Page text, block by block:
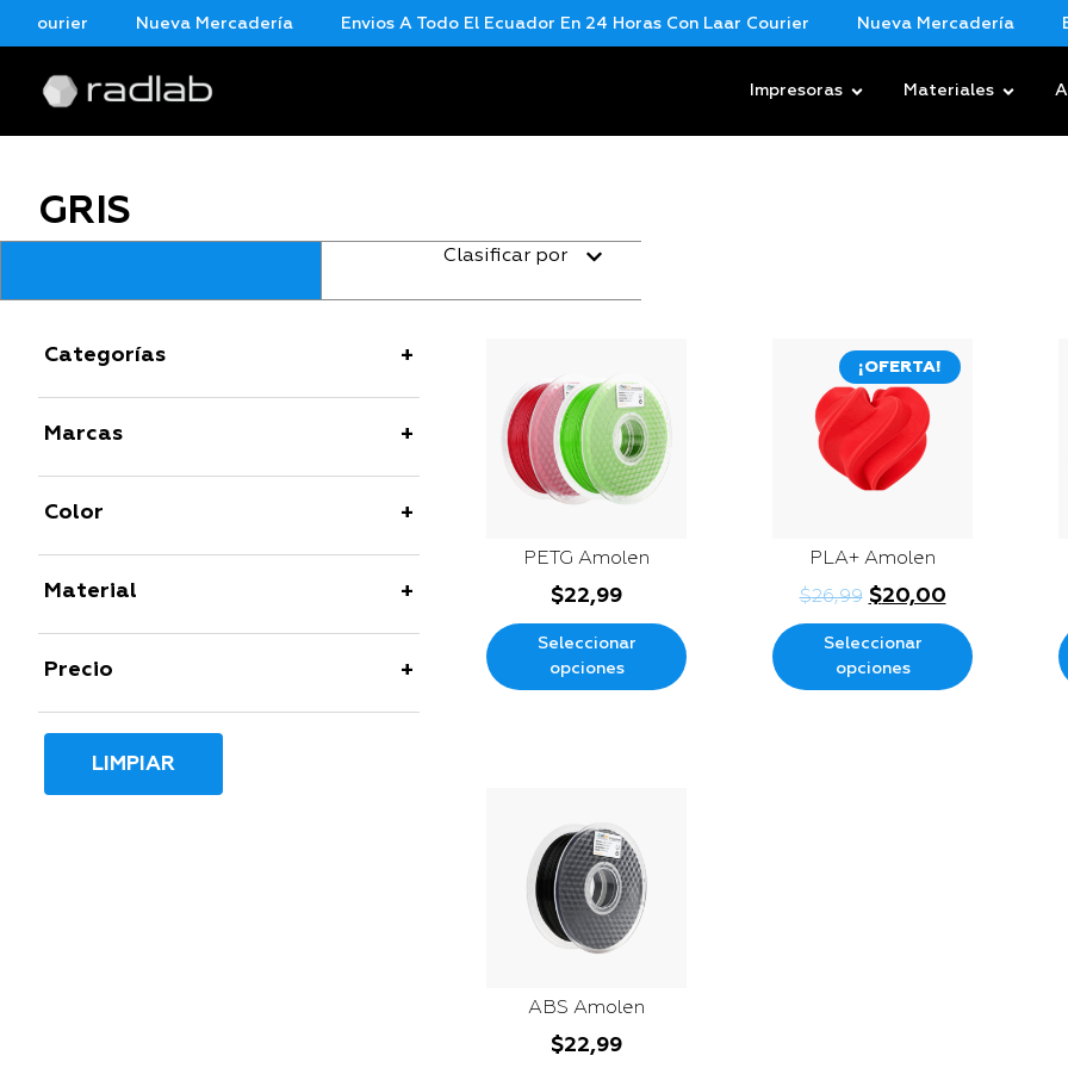
Nueva Mercadería Envios A Todo El Ecuador En 24 Horas Con Laar Courier Nueva Mercadería
Impresoras Materiales
GRIS
Clasificar por
Categorías
Marcas
Color
Material
Precio
LIMPIAR
PETG Amolen
$22,99
Seleccionar
opciones
¡OFERTA!
PLA+ Amolen
$26,99 $20,00
Seleccionar
opciones
ABS Amolen
$22,99